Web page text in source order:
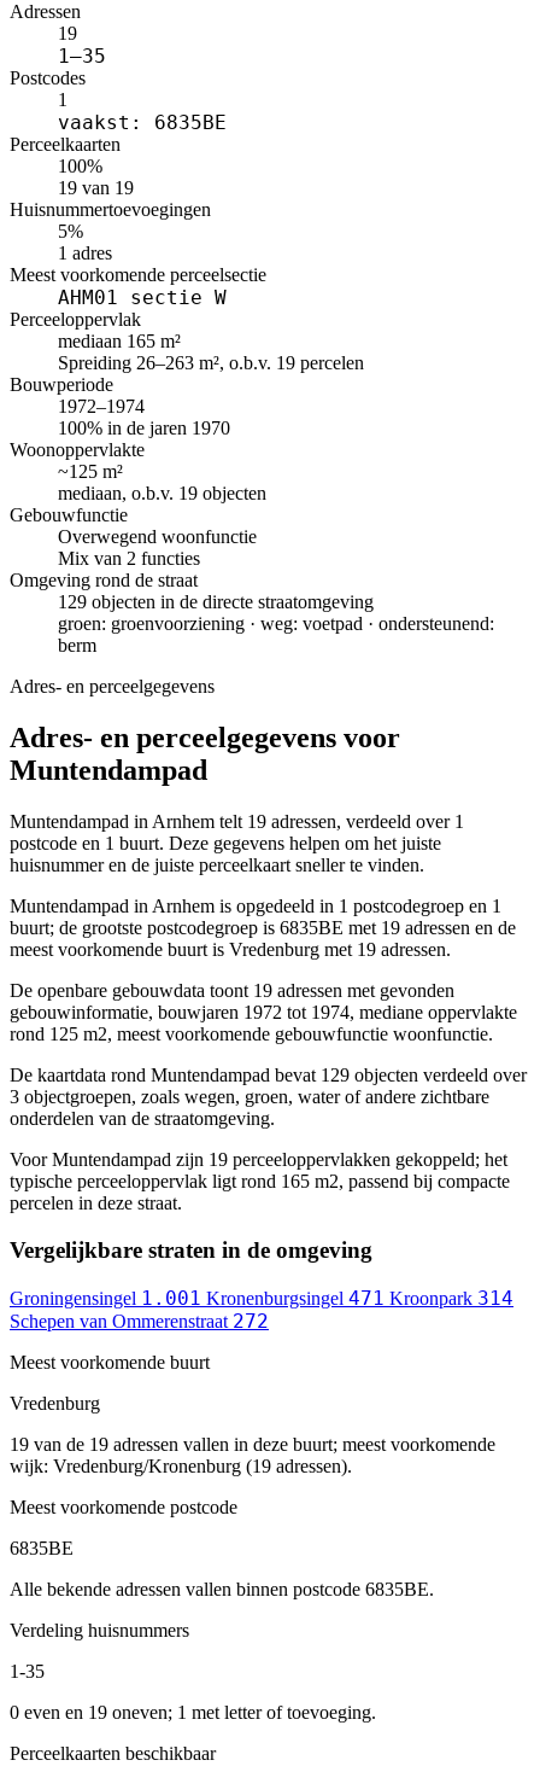
Adressen
19
1–35
Postcodes
1
vaakst: 6835BE
Perceelkaarten
100%
19 van 19
Huisnummertoevoegingen
5%
1 adres
Meest voorkomende perceelsectie
AHM01 sectie W
Perceeloppervlak
mediaan 165 m²
Spreiding 26–263 m², o.b.v. 19 percelen
Bouwperiode
1972–1974
100% in de jaren 1970
Woonoppervlakte
~125 m²
mediaan, o.b.v. 19 objecten
Gebouwfunctie
Overwegend woonfunctie
Mix van 2 functies
Omgeving rond de straat
129 objecten in de directe straatomgeving
groen: groenvoorziening · weg: voetpad · ondersteunend:
berm
Adres- en perceelgegevens
Adres- en perceelgegevens voor
Muntendampad
Muntendampad in Arnhem telt 19 adressen, verdeeld over 1
postcode en 1 buurt. Deze gegevens helpen om het juiste
huisnummer en de juiste perceelkaart sneller te vinden.
Muntendampad in Arnhem is opgedeeld in 1 postcodegroep en 1
buurt; de grootste postcodegroep is 6835BE met 19 adressen en de
meest voorkomende buurt is Vredenburg met 19 adressen.
De openbare gebouwdata toont 19 adressen met gevonden
gebouwinformatie, bouwjaren 1972 tot 1974, mediane oppervlakte
rond 125 m2, meest voorkomende gebouwfunctie woonfunctie.
De kaartdata rond Muntendampad bevat 129 objecten verdeeld over
3 objectgroepen, zoals wegen, groen, water of andere zichtbare
onderdelen van de straatomgeving.
Voor Muntendampad zijn 19 perceeloppervlakken gekoppeld; het
typische perceeloppervlak ligt rond 165 m2, passend bij compacte
percelen in deze straat.
Vergelijkbare straten in de omgeving
Groningensingel 1.001 Kronenburgsingel 471 Kroonpark 314
Schepen van Ommerenstraat 272
Meest voorkomende buurt
Vredenburg
19 van de 19 adressen vallen in deze buurt; meest voorkomende
wijk: Vredenburg/Kronenburg (19 adressen).
Meest voorkomende postcode
6835BE
Alle bekende adressen vallen binnen postcode 6835BE.
Verdeling huisnummers
1-35
0 even en 19 oneven; 1 met letter of toevoeging.
Perceelkaarten beschikbaar